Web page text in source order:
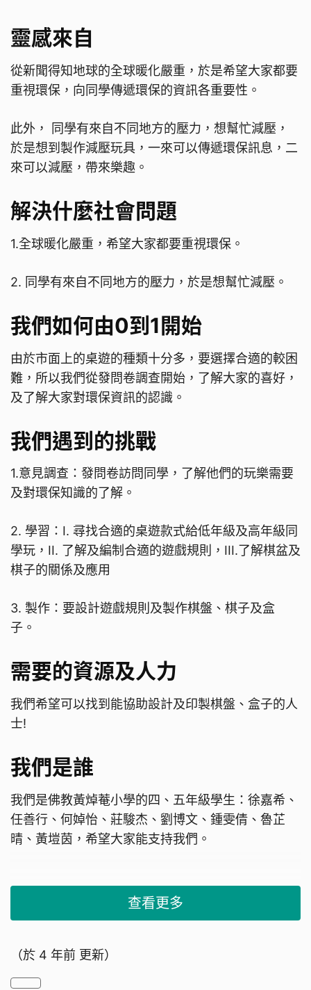
靈感來自
從新聞得知地球的全球暖化嚴重，於是希望大家都要
重視環保，向同學傳遞環保的資訊各重要性。
此外， 同學有來自不同地方的壓力，想幫忙減壓，
於是想到製作減壓玩具，一來可以傳遞環保訊息，二
來可以減壓，帶來樂趣。
解決什麼社會問題
1.全球暖化嚴重，希望大家都要重視環保。
2. 同學有來自不同地方的壓力，於是想幫忙減壓。
我們如何由0到1開始
由於市面上的桌遊的種類十分多，要選擇合適的較困
難，所以我們從發問卷調查開始，了解大家的喜好，
及了解大家對環保資訊的認識。
我們遇到的挑戰
1.意見調查：發問卷訪問同學，了解他們的玩樂需要
及對環保知識的了解。
2. 學習：I. 尋找合適的桌遊款式給低年級及高年級同
學玩，II. 了解及編制合適的遊戲規則，III.了解棋盆及
棋子的關係及應用
3. 製作：要設計遊戲規則及製作棋盤、棋子及盒
子。
需要的資源及人力
我們希望可以找到能協助設計及印製棋盤、盒子的人
士!
我們是誰
我們是佛教黃焯菴小學的四、五年級學生：徐嘉希、
任善行、何婥怡、莊駿杰、劉博文、鍾雯倩、魯芷
晴、黃塏茵，希望大家能支持我們。
查看更多
（於 4 年前 更新）